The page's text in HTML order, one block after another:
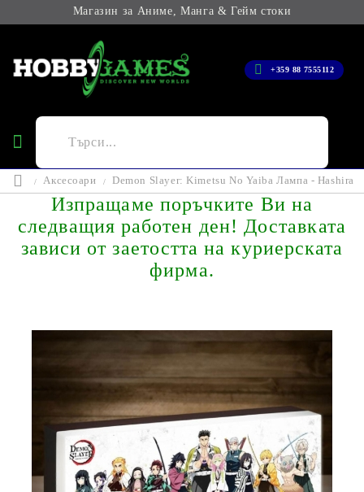
Магазин за Аниме, Манга & Гейм стоки
+359 88 7555112
Аксесоари Demon Slayer: Kimetsu No Yaiba Лампа - Hashira
Изпращаме поръчките Ви на
следващия работен ден! Доставката
зависи от заетостта на куриерската
фирма.